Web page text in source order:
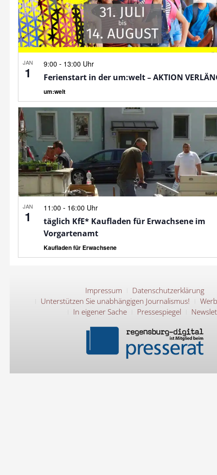
JAN
1
9:00 - 13:00 Uhr
Ferienstart in der um:welt – AKTION
um:welt
JAN
1
11:00 - 16:00 Uhr
täglich KfE* Kaufladen für Erwachsene im
Vorgartenamt
Kaufladen für Erwachsene
Impressum
Datenschutzerklärung
Unterstützen Sie unabhängigen Journalismus!
In eigener Sache
Pressespiegel